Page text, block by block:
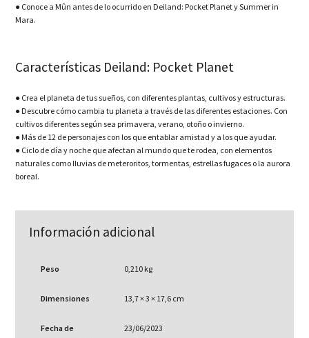
● Conoce a Mûn antes de lo ocurrido en Deiland: Pocket Planet y Summer in
Mara.
Características Deiland: Pocket Planet
● Crea el planeta de tus sueños, con diferentes plantas, cultivos y estructuras.
● Descubre cómo cambia tu planeta a través de las diferentes estaciones. Con
cultivos diferentes según sea primavera, verano, otoño o invierno.
● Más de 12 de personajes con los que entablar amistad y a los que ayudar.
● Ciclo de día y noche que afectan al mundo que te rodea, con elementos
naturales como lluvias de meteroritos, tormentas, estrellas fugaces o la aurora
boreal.
Información adicional
Peso 0,210 kg
Dimensiones 13,7 × 3 × 17,6 cm
Fecha de
23/06/2023